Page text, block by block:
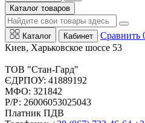
Каталог товаров
Каталог Кабинет Сравнить
Киев, Харьковское шоссе 53
ТОВ "Стан-Гард"
ЄДРПОУ: 41889192
МФО: 321842
Р/Р: 26006053025043
Платник ПДВ